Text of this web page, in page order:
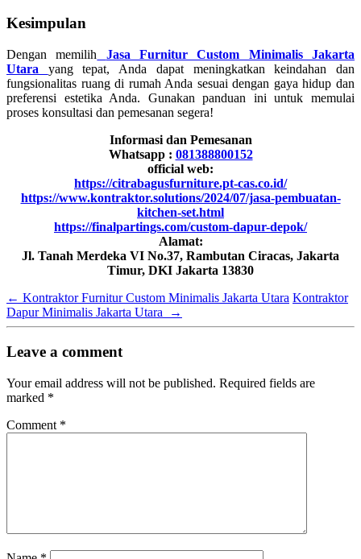
Kesimpulan
Dengan memilih
Jasa Furnitur Custom Minimalis Jakarta
Utara
yang tepat, Anda dapat meningkatkan keindahan dan
fungsionalitas ruang di rumah Anda sesuai dengan gaya hidup dan
preferensi estetika Anda. Gunakan panduan ini untuk memulai
proses konsultasi dan pemesanan segera!
Informasi dan Pemesanan
Whatsapp : 081388800152
official web:
https://citrabagusfurniture.pt-cas.co.id/
https://www.kontraktor.solutions/2024/07/jasa-pembuatan-
kitchen-set.html
https://finalpartings.com/custom-dapur-depok/
Alamat:
Jl. Tanah Merdeka VI No.37, Rambutan Ciracas, Jakarta
Timur, DKI Jakarta 13830
← Kontraktor Furnitur Custom Minimalis Jakarta Utara Kontraktor
Dapur Minimalis Jakarta Utara
→
Leave a comment
Your email address will not be published. Required fields are
marked *
Comment *